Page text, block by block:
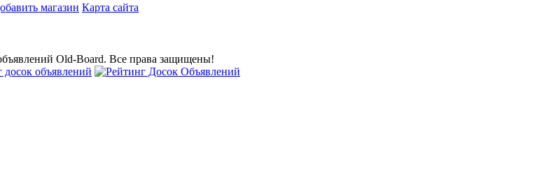
магазин Карта сайта
Old-Board. Все права защищены!